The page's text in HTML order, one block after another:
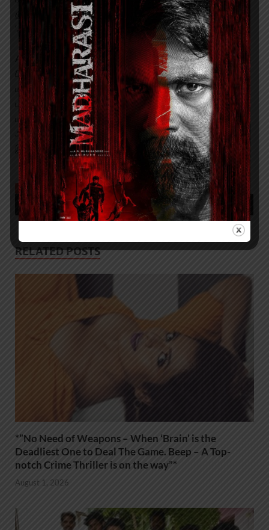
திருமதி அனிதா மகேந்திரன் தயாரிக்கும் இந்தப் படத்தை
‘ஆஹா தமிழ் OTT’ தளம் விரைவில் ஸ்ட்ரீம் செய்யவுள்ளது.
AHA 100% தமிழ் என்டர்டெயின்மென்ட் OTT பிளாட்ஃபார்ம்,
பிளாக்பஸ்டர் திரைப்படங்கள் (ஜிவி 2, குருதி ஆட்டம்,
மாமனிதன், கூகுள் குட்டப்பா, மன்மத லீலை, ரைட்டர் ) மற்றும்
பல்வேறு வகைகளான வெப் தொடர்களின் மூலம் தமிழ்
மக்களின் இதயங்களை வென்று வருகிறது. (பேட்டைக்காளி,
அம்முச்சி 2, ஈமோஜி, அன்யாஸ் டுடோரியல், ஆகாஷ் வாணி,
இரை) இவை அனைத்து ஒரு நாளைக்கு வெறும் ரூ.1 மட்டுமே.
TAGGED
ஆஹா ஓடிடி தமிழ் மற்றும் மகிழ் மன்றம் இணைந்து தயாரித்துள்ள புதிய படத்திற்கு
‘ரத்தசாட்சி’ என பெயர் சூட்டப்பட்டுள்ளது.
RELATED POSTS
*”No Need of Weapons – When ‘Brain’ is the
Deadliest One to Deal The Game. Beep – A Top-
notch Crime Thriller is on the way”*
August 1, 2026